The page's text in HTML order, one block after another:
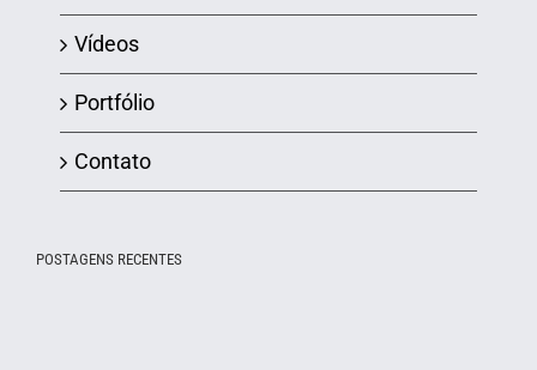
Vídeos
Portfólio
Contato
POSTAGENS RECENTES